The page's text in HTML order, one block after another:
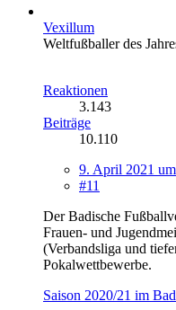
Vexillum
Weltfußballer des
Reaktionen
3.143
Beiträge
10.110
9. April 2021
#11
Der Badische
Frauen- und
(Verbandsliga und
Pokalwettbewerbe.
Saison 2020/21 im